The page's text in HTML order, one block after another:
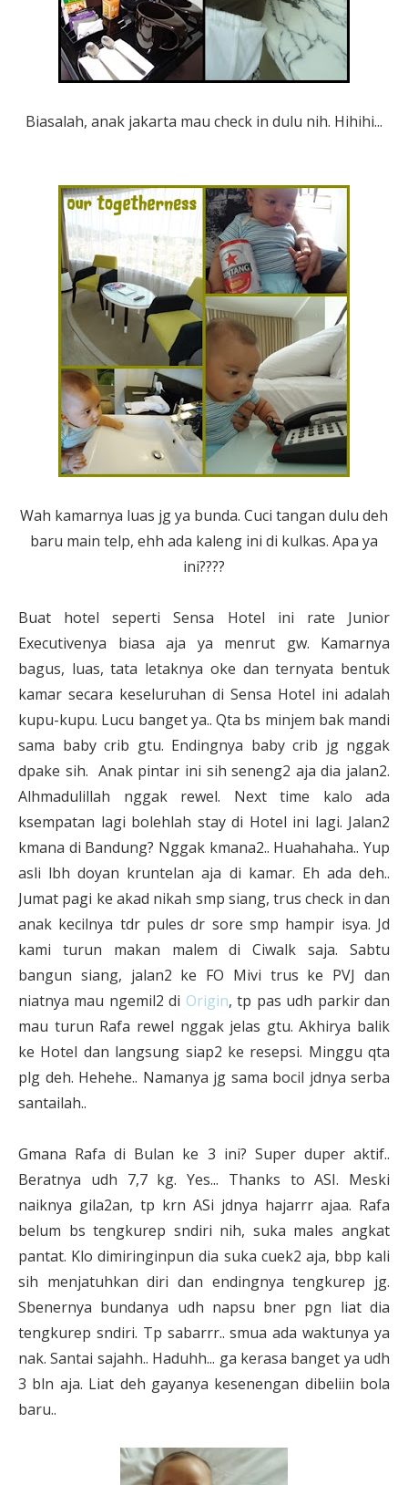
Biasalah, anak jakarta mau check in dulu nih. Hihihi...
Wah kamarnya luas jg ya bunda. Cuci tangan dulu deh
baru main telp, ehh ada kaleng ini di kulkas. Apa ya
ini????
Buat hotel seperti Sensa Hotel ini rate Junior
Executivenya biasa aja ya menrut gw. Kamarnya
bagus, luas, tata letaknya oke dan ternyata bentuk
kamar secara keseluruhan di Sensa Hotel ini adalah
kupu-kupu. Lucu banget ya.. Qta bs minjem bak mandi
sama baby crib gtu. Endingnya baby crib jg nggak
dpake sih. Anak pintar ini sih seneng2 aja dia jalan2.
Alhmadulillah nggak rewel. Next time kalo ada
ksempatan lagi bolehlah stay di Hotel ini lagi. Jalan2
kmana di Bandung? Nggak kmana2.. Huahahaha.. Yup
asli lbh doyan kruntelan aja di kamar. Eh ada deh..
Jumat pagi ke akad nikah smp siang, trus check in dan
anak kecilnya tdr pules dr sore smp hampir isya. Jd
kami turun makan malem di Ciwalk saja. Sabtu
bangun siang, jalan2 ke FO Mivi trus ke PVJ dan
niatnya mau ngemil2 di Origin, tp pas udh parkir dan
mau turun Rafa rewel nggak jelas gtu. Akhirya balik
ke Hotel dan langsung siap2 ke resepsi. Minggu qta
plg deh. Hehehe.. Namanya jg sama bocil jdnya serba
santailah..
Gmana Rafa di Bulan ke 3 ini? Super duper aktif..
Beratnya udh 7,7 kg. Yes... Thanks to ASI. Meski
naiknya gila2an, tp krn ASi jdnya hajarrr ajaa. Rafa
belum bs tengkurep sndiri nih, suka males angkat
pantat. Klo dimiringinpun dia suka cuek2 aja, bbp kali
sih menjatuhkan diri dan endingnya tengkurep jg.
Sbenernya bundanya udh napsu bner pgn liat dia
tengkurep sndiri. Tp sabarrr.. smua ada waktunya ya
nak. Santai sajahh.. Haduhh... ga kerasa banget ya udh
3 bln aja. Liat deh gayanya kesenengan dibeliin bola
baru..